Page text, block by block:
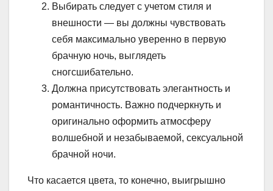
Выбирать следует с учетом стиля и
внешности — вы должны чувствовать
себя максимально уверенно в первую
брачную ночь, выглядеть
сногсшибательно.
Должна присутствовать элегантность и
романтичность. Важно подчеркнуть и
оригинально оформить атмосферу
волшебной и незабываемой, сексуальной
брачной ночи.
Что касается цвета, то конечно, выигрышно